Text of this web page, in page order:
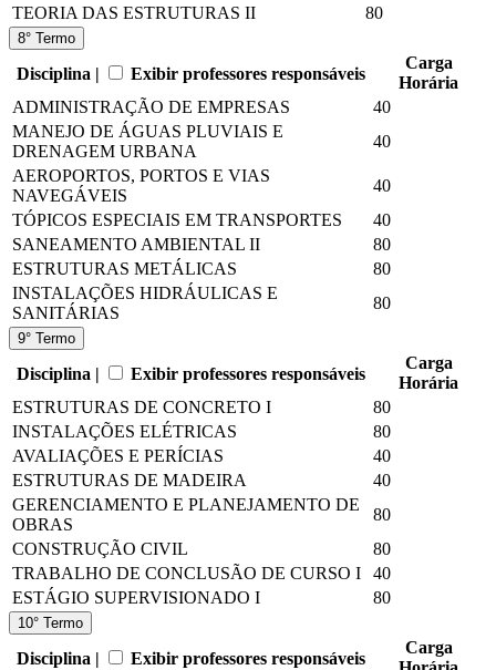
TEORIA DAS ESTRUTURAS II
80
8° Termo
Disciplina | Exibir professores responsáveis
Carga
Horária
ADMINISTRAÇÃO DE EMPRESAS
40
MANEJO DE ÁGUAS PLUVIAIS E
DRENAGEM URBANA
40
AEROPORTOS, PORTOS E VIAS
NAVEGÁVEIS
40
TÓPICOS ESPECIAIS EM TRANSPORTES
40
SANEAMENTO AMBIENTAL II
80
ESTRUTURAS METÁLICAS
80
INSTALAÇÕES HIDRÁULICAS E
SANITÁRIAS
80
9° Termo
Disciplina | Exibir professores responsáveis
Carga
Horária
ESTRUTURAS DE CONCRETO I
80
INSTALAÇÕES ELÉTRICAS
80
AVALIAÇÕES E PERÍCIAS
40
ESTRUTURAS DE MADEIRA
40
GERENCIAMENTO E PLANEJAMENTO DE
OBRAS
80
CONSTRUÇÃO CIVIL
80
TRABALHO DE CONCLUSÃO DE CURSO I
40
ESTÁGIO SUPERVISIONADO I
80
10° Termo
Disciplina | Exibir professores responsáveis
Carga